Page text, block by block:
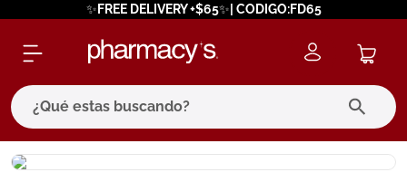
✨FREE DELIVERY +$65✨| CODIGO:FD65
¿Qué estas buscando?
términos más buscados